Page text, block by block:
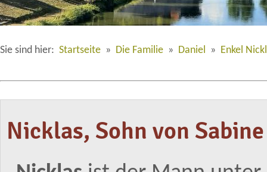
Sie sind hier: Startseite » Die Familie » Daniel » Enkel
Nicklas, Sohn von